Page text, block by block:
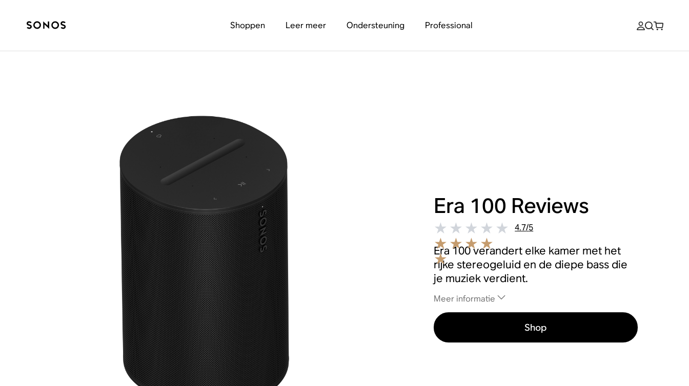
Shoppen Leer meer Ondersteuning Professional
Era 100 Reviews
4.7/5
Era 100 verandert elke kamer met het
rijke stereogeluid en de diepe bass die
je muziek verdient.
Meer informatie
Shop